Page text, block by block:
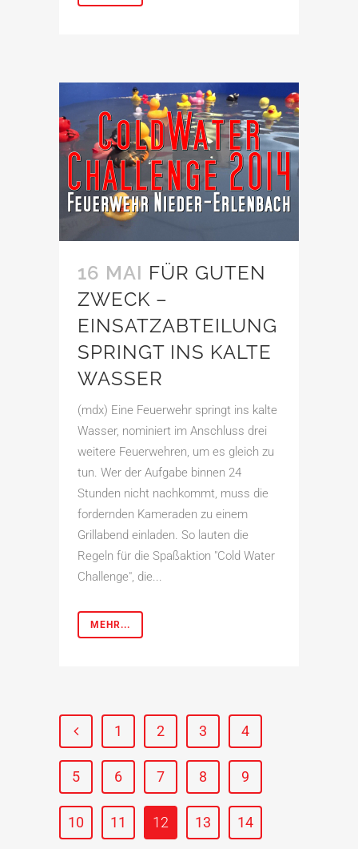
16 MAI FÜR GUTEN
ZWECK –
EINSATZABTEILUNG
SPRINGT INS KALTE
WASSER
(mdx) Eine Feuerwehr springt ins kalte
Wasser, nominiert im Anschluss drei
weitere Feuerwehren, um es gleich zu
tun. Wer der Aufgabe binnen 24
Stunden nicht nachkommt, muss die
fordernden Kameraden zu einem
Grillabend einladen. So lauten die
Regeln für die Spaßaktion "Cold Water
Challenge", die...
MEHR...
1 2 3 4
5 6 7 8 9
10 11 12 13 14